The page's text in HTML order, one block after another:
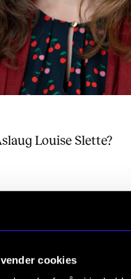
cookies
Louise Slette?